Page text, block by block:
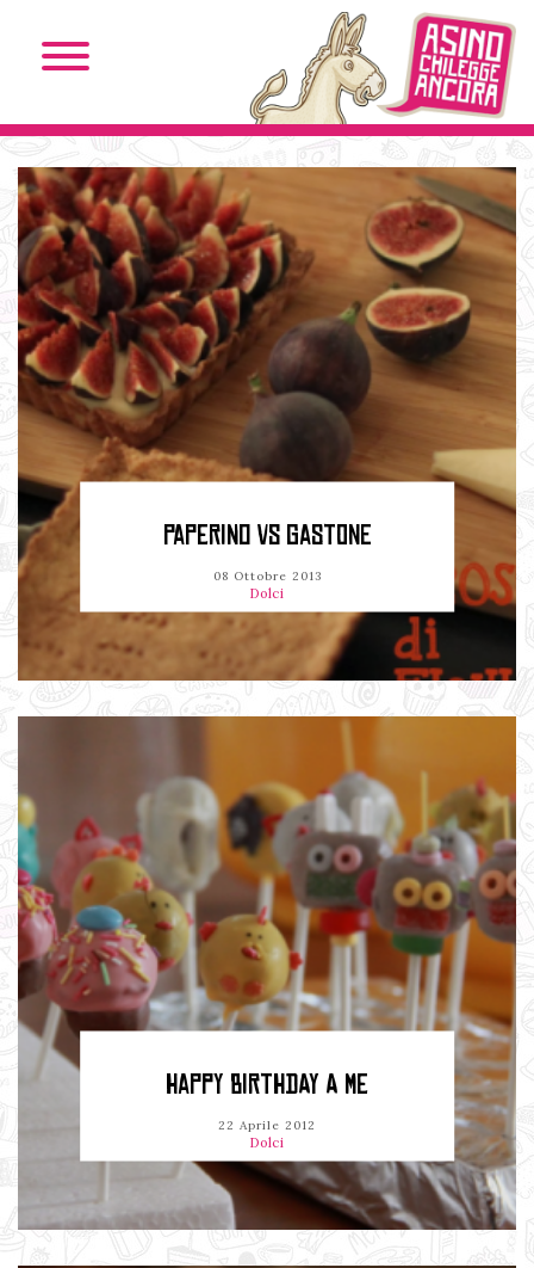
PAPERINO VS GASTONE
08 Ottobre 2013
Dolci
HAPPY BIRTHDAY A ME
22 Aprile 2012
Dolci